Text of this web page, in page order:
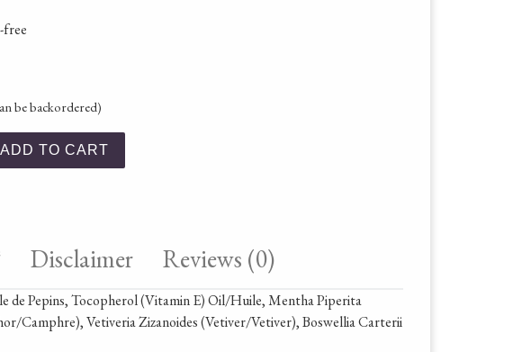
be backordered)
Oil quantity
ADD TO CART
Disclaimer Reviews (0)
de Pepins, Tocopherol (Vitamin E) Oil/Huile,Mentha Piperita
Camphre), Vetiveria Zizanoides (Vetiver/Vetiver), Boswellia Carterii